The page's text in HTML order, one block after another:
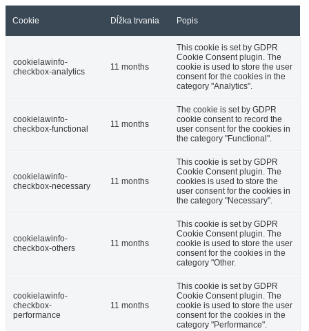
Cookie Dĺžka trvania Popis
cookielawinfo-
checkbox-analytics
11 months
This cookie is set by GDPR
Cookie Consent plugin. The
cookie is used to store the user
consent for the cookies in the
category "Analytics".
cookielawinfo-
checkbox-functional
11 months
The cookie is set by GDPR
cookie consent to record the
user consent for the cookies in
the category "Functional".
cookielawinfo-
checkbox-necessary
11 months
This cookie is set by GDPR
Cookie Consent plugin. The
cookies is used to store the
user consent for the cookies in
the category "Necessary".
cookielawinfo-
checkbox-others
11 months
This cookie is set by GDPR
Cookie Consent plugin. The
cookie is used to store the user
consent for the cookies in the
category "Other.
cookielawinfo-
checkbox-
performance
11 months
This cookie is set by GDPR
Cookie Consent plugin. The
cookie is used to store the user
consent for the cookies in the
category "Performance".